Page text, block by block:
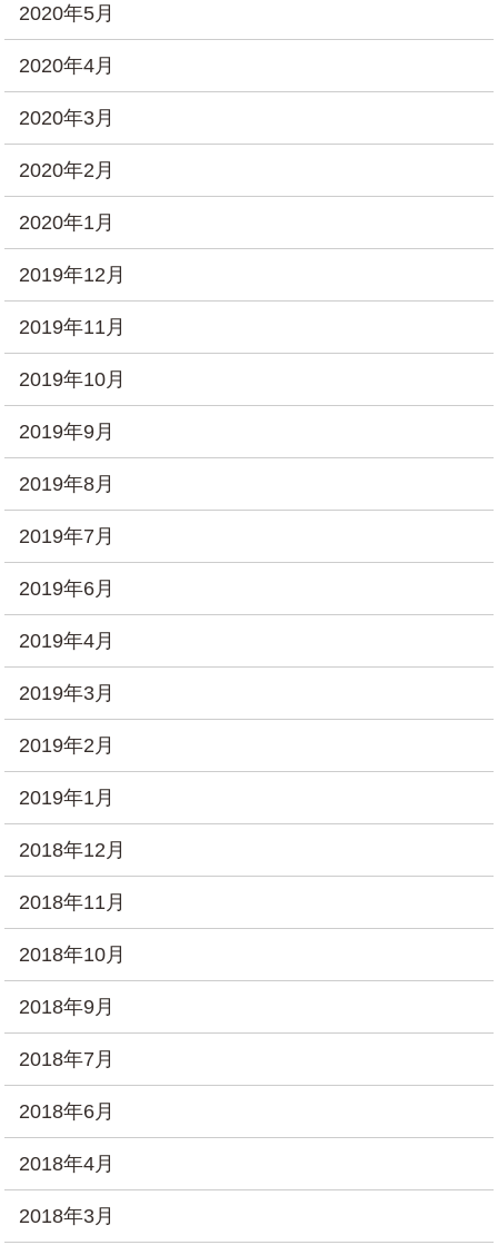
2020年5月
2020年4月
2020年3月
2020年2月
2020年1月
2019年12月
2019年11月
2019年10月
2019年9月
2019年8月
2019年7月
2019年6月
2019年4月
2019年3月
2019年2月
2019年1月
2018年12月
2018年11月
2018年10月
2018年9月
2018年7月
2018年6月
2018年4月
2018年3月